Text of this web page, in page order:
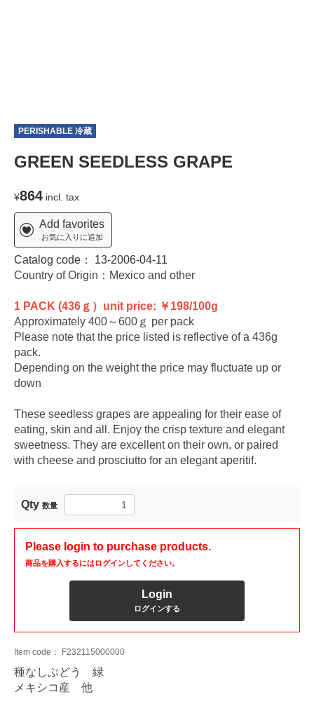
PERISHABLE 冷蔵
GREEN SEEDLESS GRAPE
¥864 incl. tax
Add favorites
お気に入りに追加
Catalog code： 13-2006-04-11
Country of Origin：Mexico and other
1 PACK (436ｇ）unit price: ￥198/100g
Approximately 400～600ｇ per pack
Please note that the price listed is reflective of a 436g
pack.
Depending on the weight the price may fluctuate up or
down
These seedless grapes are appealing for their ease of
eating, skin and all. Enjoy the crisp texture and elegant
sweetness. They are excellent on their own, or paired
with cheese and prosciutto for an elegant aperitif.
Qty 数量
Please login to purchase products.
商品を購入するにはログインしてください。
Login
ログインする
Item code： F232115000000
種なしぶどう 緑
メキシコ産 他